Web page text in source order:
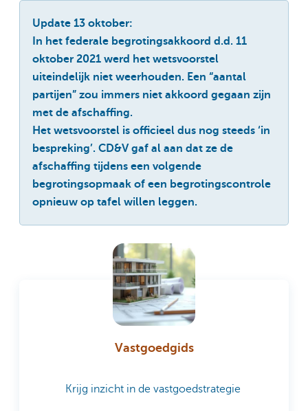
Update 13 oktober:
In het federale begrotingsakkoord d.d. 11
oktober 2021 werd het wetsvoorstel
uiteindelijk niet weerhouden. Een “aantal
partijen” zou immers niet akkoord gegaan zijn
met de afschaffing.
Het wetsvoorstel is officieel dus nog steeds ‘in
bespreking’. CD&V gaf al aan dat ze de
afschaffing tijdens een volgende
begrotingsopmaak of een begrotingscontrole
opnieuw op tafel willen leggen.
Vastgoedgids
Krijg inzicht in de vastgoedstrategie